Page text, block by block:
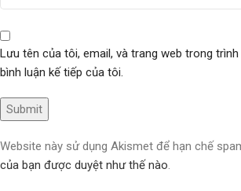
Lưu tên của tôi, email, và trang web trong
bình luận kế tiếp của tôi.
Website này sử dụng Akismet để hạn chế
của bạn được duyệt như thế nào.